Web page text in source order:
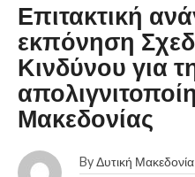
Επιτακτική
εκπόνηση
Κινδύνου για
Μακεδονίας
By Δυτική Μακεδονία